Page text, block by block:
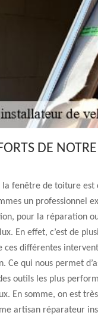
DE
fenêtre de toiture est
un professionnel
pour la réparation
En effet, c’est de
ces différentes
Ce qui nous permet
outils les plus
En somme, on est
artisan réparateur